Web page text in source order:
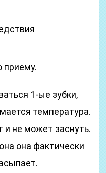
приему.
1-ые зубки,
температура.
и не может заснуть.
она фактически